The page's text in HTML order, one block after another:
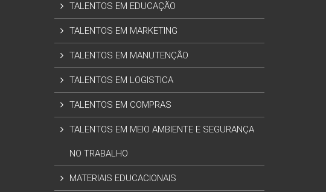
TALENTOS EM EDUCAÇÃO
TALENTOS EM MARKETING
TALENTOS EM MANUTENÇÃO
TALENTOS EM LOGISTICA
TALENTOS EM COMPRAS
TALENTOS EM MEIO AMBIENTE E SEGURANÇA
NO TRABALHO
MATERIAIS EDUCACIONAIS